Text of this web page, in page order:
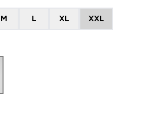
M L XL XXL